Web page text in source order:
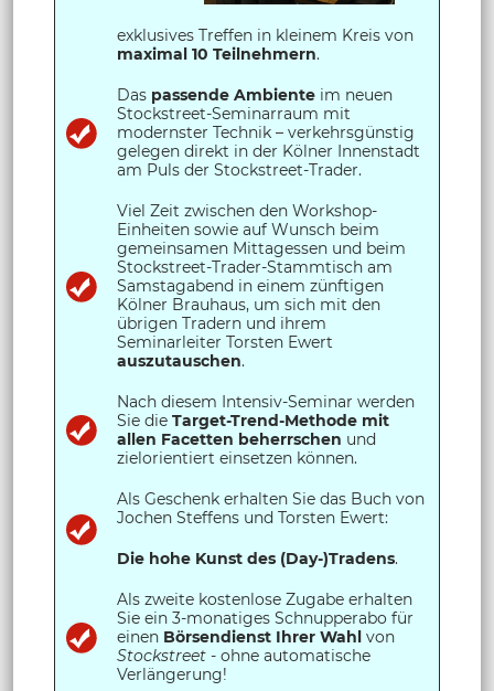
exklusives Treffen in kleinem Kreis von
maximal 10 Teilnehmern.
Das passende Ambiente im neuen
Stockstreet-Seminarraum mit
modernster Technik – verkehrsgünstig
gelegen direkt in der Kölner Innenstadt
am Puls der Stockstreet-Trader.
Viel Zeit zwischen den Workshop-
Einheiten sowie auf Wunsch beim
gemeinsamen Mittagessen und beim
Stockstreet-Trader-Stammtisch am
Samstagabend in einem zünftigen
Kölner Brauhaus, um sich mit den
übrigen Tradern und ihrem
Seminarleiter Torsten Ewert
auszutauschen.
Nach diesem Intensiv-Seminar werden
Sie die Target-Trend-Methode mit
allen Facetten beherrschen und
zielorientiert einsetzen können.
Als Geschenk erhalten Sie das Buch von
Jochen Steffens und Torsten Ewert:
Die hohe Kunst des (Day-)Tradens.
Als zweite kostenlose Zugabe erhalten
Sie ein 3-monatiges Schnupperabo für
einen Börsendienst Ihrer Wahl von
Stockstreet - ohne automatische
Verlängerung!